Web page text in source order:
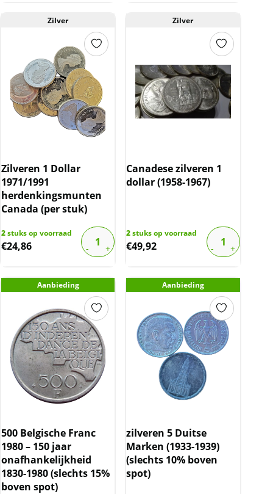
Zilver
Zilveren 1 Dollar
1971/1991
herdenkingsmunten
Canada (per stuk)
2stuks op voorraad
€24,86
Zilver
Canadese zilveren 1
dollar (1958-1967)
2stuks op voorraad
€49,92
Aanbieding
500 Belgische Franc
1980 – 150 jaar
onafhankelijkheid
1830-1980 (slechts 15%
boven spot)
Aanbieding
zilveren 5 Duitse
Marken (1933-1939)
(slechts 10% boven
spot)